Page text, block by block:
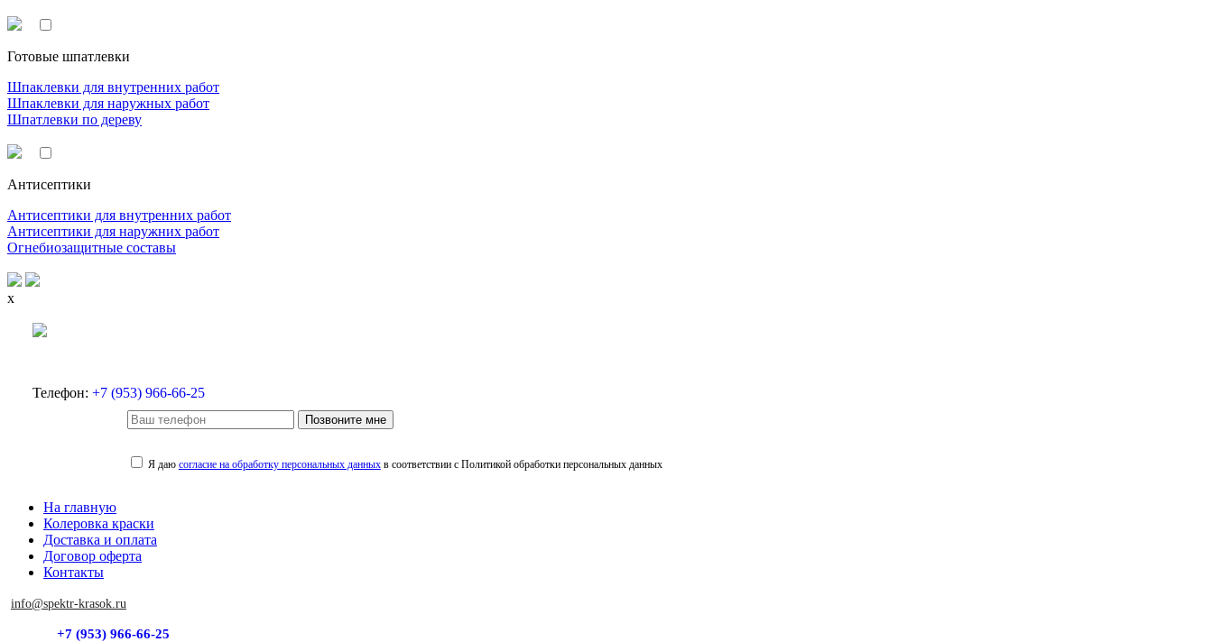
Готовые шпатлевки
Шпаклевки для внутренних работ
Шпаклевки для наружных работ
Шпатлевки по дереву
Антисептики
Антисептики для внутренних работ
Антисептики для наружних работ
Огнебиозащитные составы
x
Телефон: +7 (953) 966-66-25
Позвоните мне
Я даю согласие на обработку персональных данныхв соответствии с Политикой обработки персональных данных
На главную
Колеровка краски
Доставка и оплата
Договор оферта
Контакты
info@spektr-krasok.ru
+7 (953) 966-66-25